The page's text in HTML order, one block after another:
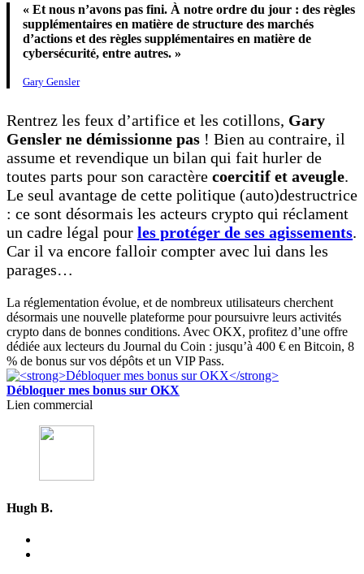
« Et nous n’avons pas fini. À notre ordre du jour : des règles
supplémentaires en matière de structure des marchés
d’actions et des règles supplémentaires en matière de
cybersécurité, entre autres. »
Gary Gensler
Rentrez les feux d’artifice et les cotillons, Gary
Gensler ne démissionne pas ! Bien au contraire, il
assume et revendique un bilan qui fait hurler de
toutes parts pour son caractère coercitif et aveugle.
Le seul avantage de cette politique (auto)destructrice
: ce sont désormais les acteurs crypto qui réclament
un cadre légal pour les protéger de ses agissements.
Car il va encore falloir compter avec lui dans les
parages…
La réglementation évolue, et de nombreux utilisateurs cherchent
désormais une nouvelle plateforme pour poursuivre leurs activités
crypto dans de bonnes conditions. Avec OKX, profitez d’une offre
dédiée aux lecteurs du Journal du Coin : jusqu’à 400 € en Bitcoin, 8
% de bonus sur vos dépôts et un VIP Pass.
Débloquer mes bonus sur OKX
Lien commercial
Hugh B.